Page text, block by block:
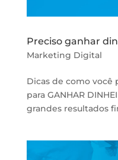
Preciso ganhar
Marketing Digital
Dicas de como
para GANHAR
grandes resultados